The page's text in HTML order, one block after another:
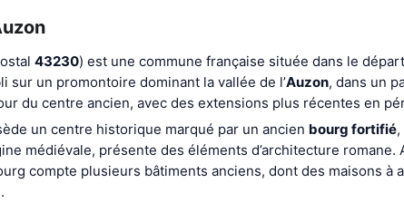
43230) est une commune française située dans le
sur un promontoire dominant la vallée de l’Auzon, dans un
du centre ancien, avec des extensions plus récentes en
un centre historique marqué par un ancien bourg fortifié
médiévale, présente des éléments d’architecture
compte plusieurs bâtiments anciens, dont des maisons